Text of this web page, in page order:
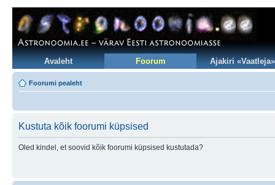
Avaleht Foorum Ajakiri «Vaatleja»
Foorumi pealeht
Kustuta kõik foorumi küpsised
Oled kindel, et soovid kõik foorumi küpsised kustutada?